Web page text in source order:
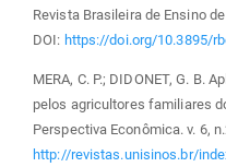
Revista Brasileira de Ensino
DOI: https://doi.org/10.3895/
MERA, C. P.; DIDONET, G. B.
pelos agricultores familiares
Perspectiva Econômica. v. 6,
http://revistas.unisinos.br/